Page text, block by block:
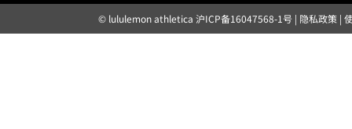
© lululemon athletica 沪ICP备16047568-1号 | 隐私政策|